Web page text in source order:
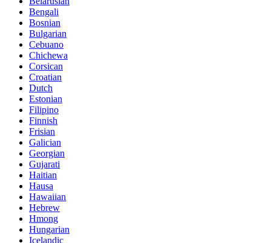
Bengali
Bosnian
Bulgarian
Cebuano
Chichewa
Corsican
Croatian
Dutch
Estonian
Filipino
Finnish
Frisian
Galician
Georgian
Gujarati
Haitian
Hausa
Hawaiian
Hebrew
Hmong
Hungarian
Icelandic